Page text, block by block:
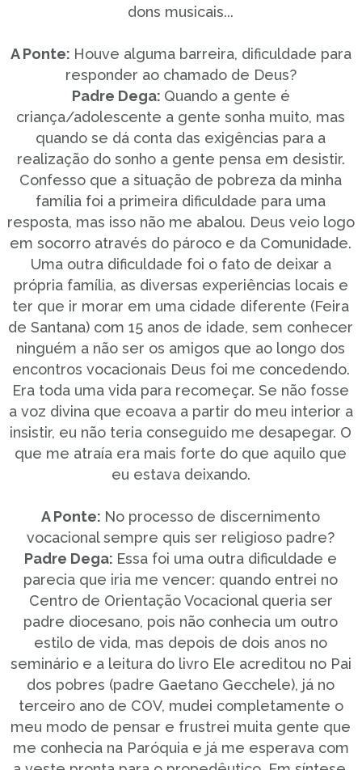
dons musicais...
A Ponte: Houve alguma barreira, dificuldade para
responder ao chamado de Deus?
Padre Dega: Quando a gente é
criança/adolescente a gente sonha muito, mas
quando se dá conta das exigências para a
realização do sonho a gente pensa em desistir.
Confesso que a situação de pobreza da minha
família foi a primeira dificuldade para uma
resposta, mas isso não me abalou. Deus veio logo
em socorro através do pároco e da Comunidade.
Uma outra dificuldade foi o fato de deixar a
própria família, as diversas experiências locais e
ter que ir morar em uma cidade diferente (Feira
de Santana) com 15 anos de idade, sem conhecer
ninguém a não ser os amigos que ao longo dos
encontros vocacionais Deus foi me concedendo.
Era toda uma vida para recomeçar. Se não fosse
a voz divina que ecoava a partir do meu interior a
insistir, eu não teria conseguido me desapegar. O
que me atraía era mais forte do que aquilo que
eu estava deixando.
A Ponte: No processo de discernimento
vocacional sempre quis ser religioso padre?
Padre Dega: Essa foi uma outra dificuldade e
parecia que iria me vencer: quando entrei no
Centro de Orientação Vocacional queria ser
padre diocesano, pois não conhecia um outro
estilo de vida, mas depois de dois anos no
seminário e a leitura do livro Ele acreditou no Pai
dos pobres (padre Gaetano Gecchele), já no
terceiro ano de COV, mudei completamente o
meu modo de pensar e frustrei muita gente que
me conhecia na Paróquia e já me esperava com